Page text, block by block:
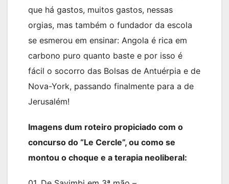
que há gastos, muitos gastos, nessas
orgias, mas também o fundador da escola
se esmerou em ensinar: Angola é rica em
carbono puro quanto baste e por isso é
fácil o socorro das Bolsas de Antuérpia e de
Nova-York, passando finalmente para a de
Jerusalém!
Imagens dum roteiro propiciado com o
concurso do “Le Cercle”, ou como se
montou o choque e a terapia neoliberal: